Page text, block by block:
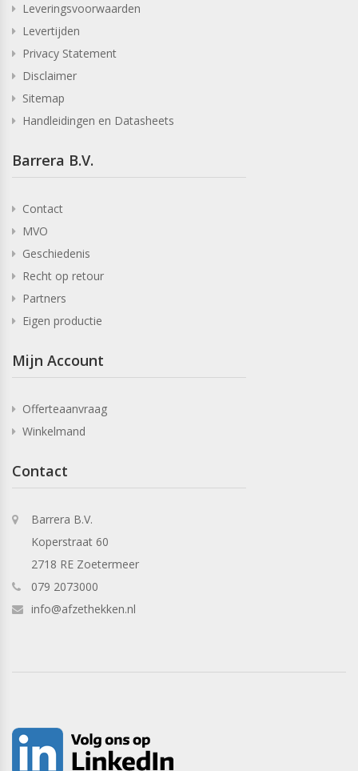
Leveringsvoorwaarden
Levertijden
Privacy Statement
Disclaimer
Sitemap
Handleidingen en Datasheets
Barrera B.V.
Contact
MVO
Geschiedenis
Recht op retour
Partners
Eigen productie
Mijn Account
Offerteaanvraag
Winkelmand
Contact
Barrera B.V.
Koperstraat 60
2718 RE Zoetermeer
079 2073000
info@afzethekken.nl